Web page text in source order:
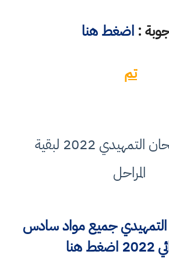
:اضغط هنا
تم
اسئلة الامتحان التمهيدي 2022 لبقية
المراحل
التمهيدي جميع مواد سادس
اضغط هنا